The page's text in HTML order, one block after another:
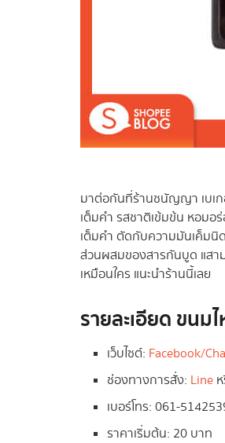
มาต่อกันที่ร้านชนัญญา เบเก
เต็มคำ รสชาติเข้มข้น หอมอ
เต็มคำ ตัดกับความมันเค็มนิ
ส่วนผสมของสารกันบูด แสาม
เหมือนใคร แนะนำร้านนี้เลย
รายละเอียด ขน
เว็บไซต์: Facebook/
ช่องทางการสั่ง: Line
เบอร์โทร: 061-
ราคาเริ่มต้น: 20 บาท